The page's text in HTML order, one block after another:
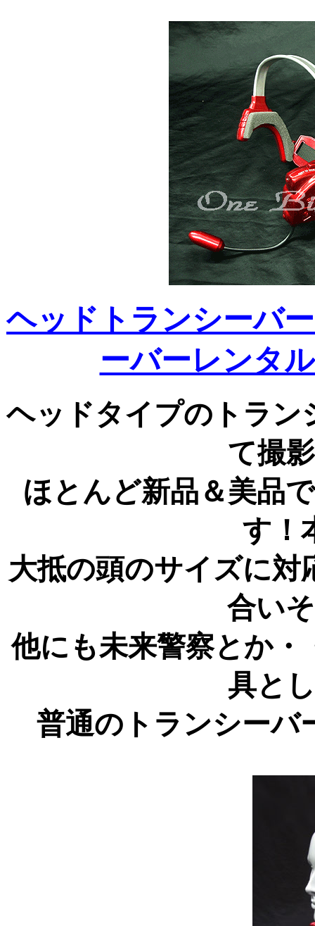
ヘッドトランシーバ
ーバーレンタ
ヘッドタイプのトラン
て撮
ほとんど新品＆美品
す！
大抵の頭のサイズに対
合い
他にも未来警察とか
具と
普通のトランシーバ